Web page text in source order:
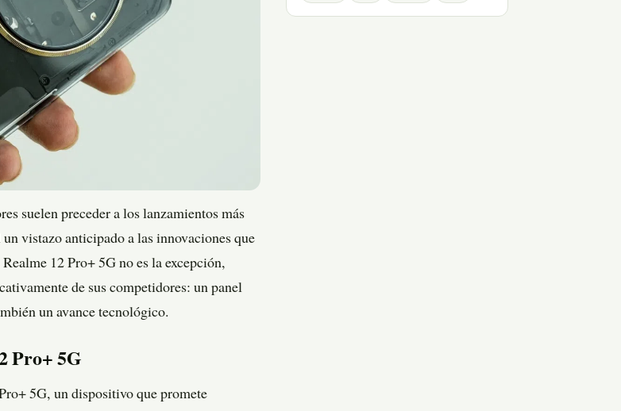
suelen preceder a los lanzamientos más
vistazo anticipado a las innovaciones que
12 Pro+ 5G no es la excepción,
de sus competidores: un panel
un avance tecnológico.
Pro+ 5G
5G, un dispositivo que promete